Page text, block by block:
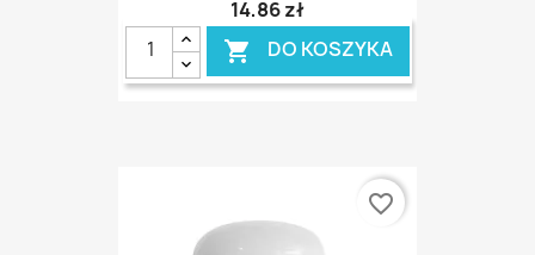
14,86 zł
 DO KOSZYKA
favorite_border